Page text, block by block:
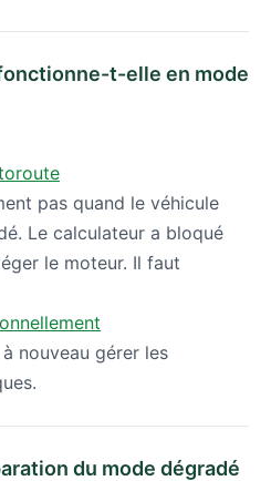
t-elle en mode
pas quand le véhicule
Le calculateur a bloqué
le moteur. Il faut
nouveau gérer les
du mode dégradé